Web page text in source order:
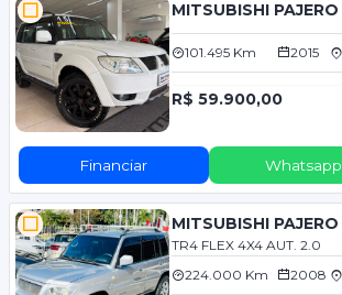
MITSUBISHI PAJERO
101.495 Km 2015
R$ 59.900,00
Financiar Whatsapp
MITSUBISHI PAJERO
TR4 FLEX 4X4 AUT. 2.0
224.000 Km
2008